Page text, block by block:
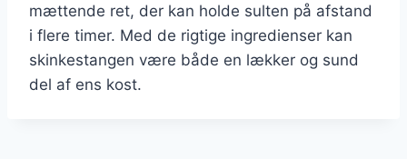
mættende ret, der kan holde sulten på afstand
i flere timer. Med de rigtige ingredienser kan
skinkestangen være både en lækker og sund
del af ens kost.